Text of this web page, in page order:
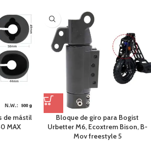
de mástil
MAX
Bloque de giro para Bogist
Urbetter M6, Ecoxtrem Bison, B-
Mov freestyle 5